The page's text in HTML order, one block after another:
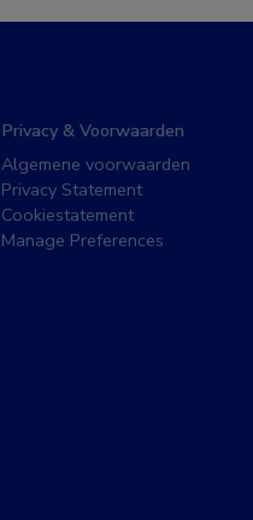
Privacy & Voorwaarden
Algemene voorwaarden
Privacy Statement
Cookiestatement
Manage Preferences